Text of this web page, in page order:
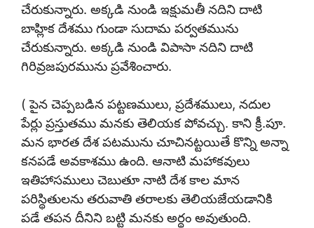
చేరుకున్నారు. అక్కడి నుండి ఇక్షుమతీ నదిని దాటి
బాహ్లిక దేశము గుండా సుదామ పర్వతమును
చేరుకున్నారు. అక్కడి నుండి విపాసా నదిని దాటి
గిరివ్రజపురమును ప్రవేశించారు.
( పైన చెప్పబడిన పట్టణములు, ప్రదేశములు, నదుల
పేర్లు ప్రస్తుతము మనకు తెలియక పోవచ్చు. కాని క్రీ.పూ.
మన భారత దేశ పటమును చూచినట్టయితే కొన్ని అన్నా
కనపడే అవకాశము ఉంది. ఆనాటి మహాకవులు
ఇతిహాసములు చెబుతూ నాటి దేశ కాల మాన
పరిస్థితులను తరువాతి తరాలకు తెలియజేయడానికి
పడే తపన దీనిని బట్టి మనకు అర్థం అవుతుంది.